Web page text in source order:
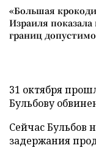
«Большая
Израиля
границ
31 октября
Бульбову
Сейчас Бульбов
задержания